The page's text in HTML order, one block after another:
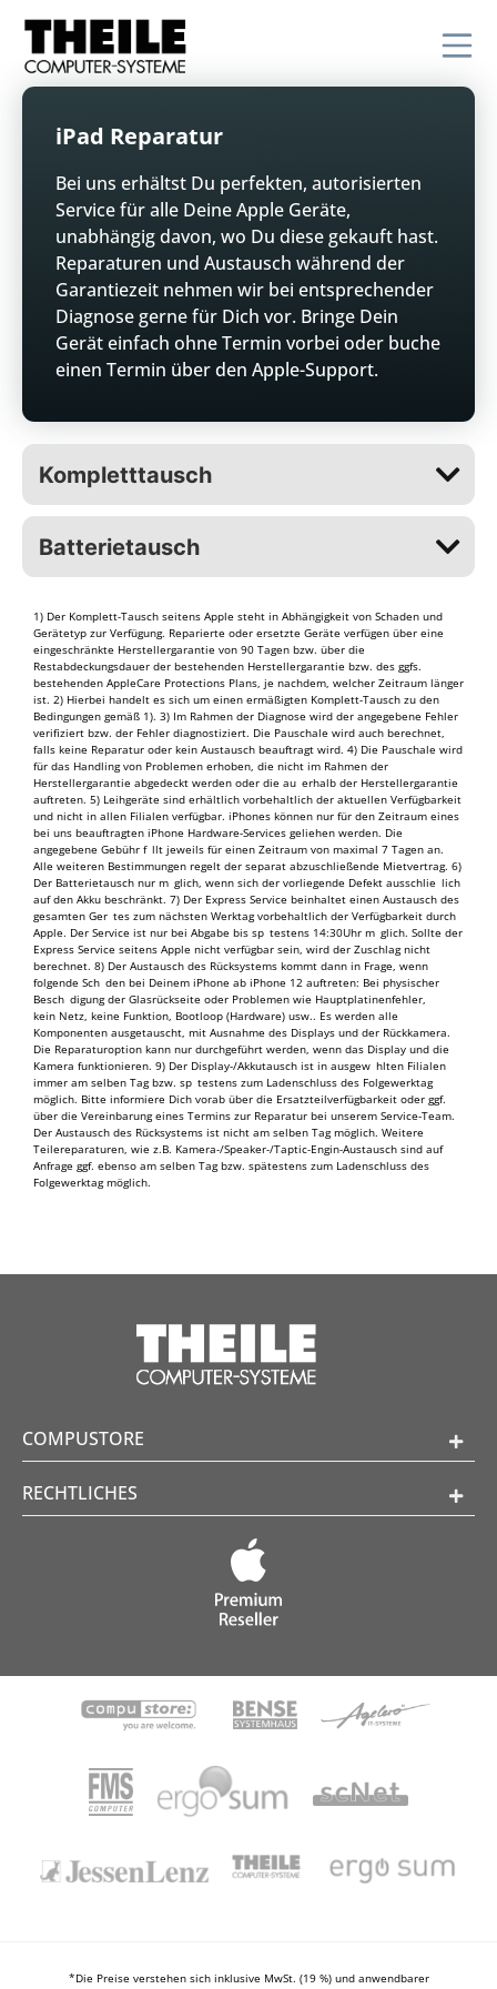
iPad Reparatur
Bei uns erhältst Du perfekten, autorisierten
Service für alle Deine Apple Geräte,
unabhängig davon, wo Du diese gekauft hast.
Reparaturen und Austausch während der
Garantiezeit nehmen wir bei entsprechender
Diagnose gerne für Dich vor. Bringe Dein
Gerät einfach ohne Termin vorbei oder buche
einen Termin über den Apple-Support.
Kompletttausch
Batterietausch
1) Der Komplett-Tausch seitens Apple steht in Abhängigkeit von Schaden und
Gerätetyp zur Verfügung. Reparierte oder ersetzte Geräte verfügen über eine
eingeschränkte Herstellergarantie von 90 Tagen bzw. über die
Restabdeckungsdauer der bestehenden Herstellergarantie bzw. des ggfs.
bestehenden AppleCare Protections Plans, je nachdem, welcher Zeitraum länger
ist. 2) Hierbei handelt es sich um einen ermäßigten Komplett-Tausch zu den
Bedingungen gemäß 1). 3) Im Rahmen der Diagnose wird der angegebene Fehler
verifiziert bzw. der Fehler diagnostiziert. Die Pauschale wird auch berechnet,
falls keine Reparatur oder kein Austausch beauftragt wird. 4) Die Pauschale wird
für das Handling von Problemen erhoben, die nicht im Rahmen der
Herstellergarantie abgedeckt werden oder die au erhalb der Herstellergarantie
auftreten. 5) Leihgeräte sind erhältlich vorbehaltlich der aktuellen Verfügbarkeit
und nicht in allen Filialen verfügbar. iPhones können nur für den Zeitraum eines
bei uns beauftragten iPhone Hardware-Services geliehen werden. Die
angegebene Gebühr f llt jeweils für einen Zeitraum von maximal 7 Tagen an.
Alle weiteren Bestimmungen regelt der separat abzuschließende Mietvertrag. 6)
Der Batterietausch nur m glich, wenn sich der vorliegende Defekt ausschlie lich
auf den Akku beschränkt. 7) Der Express Service beinhaltet einen Austausch des
gesamten Ger tes zum nächsten Werktag vorbehaltlich der Verfügbarkeit durch
Apple. Der Service ist nur bei Abgabe bis sp testens 14:30Uhr m glich. Sollte der
Express Service seitens Apple nicht verfügbar sein, wird der Zuschlag nicht
berechnet. 8) Der Austausch des Rücksystems kommt dann in Frage, wenn
folgende Sch den bei Deinem iPhone ab iPhone 12 auftreten: Bei physischer
Besch digung der Glasrückseite oder Problemen wie Hauptplatinenfehler,
kein Netz, keine Funktion, Bootloop (Hardware) usw.. Es werden alle
Komponenten ausgetauscht, mit Ausnahme des Displays und der Rückkamera.
Die Reparaturoption kann nur durchgeführt werden, wenn das Display und die
Kamera funktionieren. 9) Der Display-/Akkutausch ist in ausgew hlten Filialen
immer am selben Tag bzw. sp testens zum Ladenschluss des Folgewerktag
möglich. Bitte informiere Dich vorab über die Ersatzteilverfügbarkeit oder ggf.
über die Vereinbarung eines Termins zur Reparatur bei unserem Service-Team.
Der Austausch des Rücksystems ist nicht am selben Tag möglich. Weitere
Teilereparaturen, wie z.B. Kamera-/Speaker-/Taptic-Engin-Austausch sind auf
Anfrage ggf. ebenso am selben Tag bzw. spätestens zum Ladenschluss des
Folgewerktag möglich.
COMPUSTORE
RECHTLICHES
*Die Preise verstehen sich inklusive MwSt. (19 %) und anwendbarer